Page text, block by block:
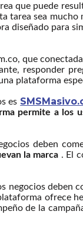
que puede
tarea sea
diseñado para
que
responder
plataforma
es
permite a los
deben
la marca . El
deben
ofrece
de la